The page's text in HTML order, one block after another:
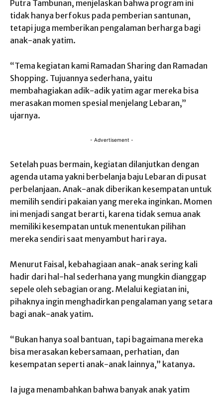
Putra Tambunan, menjelaskan bahwa program ini
tidak hanya berfokus pada pemberian santunan,
tetapi juga memberikan pengalaman berharga bagi
anak-anak yatim.
“Tema kegiatan kami Ramadan Sharing dan Ramadan
Shopping. Tujuannya sederhana, yaitu
membahagiakan adik-adik yatim agar mereka bisa
merasakan momen spesial menjelang Lebaran,”
ujarnya.
- Advertisement -
Setelah puas bermain, kegiatan dilanjutkan dengan
agenda utama yakni berbelanja baju Lebaran di pusat
perbelanjaan. Anak-anak diberikan kesempatan untuk
memilih sendiri pakaian yang mereka inginkan. Momen
ini menjadi sangat berarti, karena tidak semua anak
memiliki kesempatan untuk menentukan pilihan
mereka sendiri saat menyambut hari raya.
Menurut Faisal, kebahagiaan anak-anak sering kali
hadir dari hal-hal sederhana yang mungkin dianggap
sepele oleh sebagian orang. Melalui kegiatan ini,
pihaknya ingin menghadirkan pengalaman yang setara
bagi anak-anak yatim.
“Bukan hanya soal bantuan, tapi bagaimana mereka
bisa merasakan kebersamaan, perhatian, dan
kesempatan seperti anak-anak lainnya,” katanya.
Ia juga menambahkan bahwa banyak anak yatim